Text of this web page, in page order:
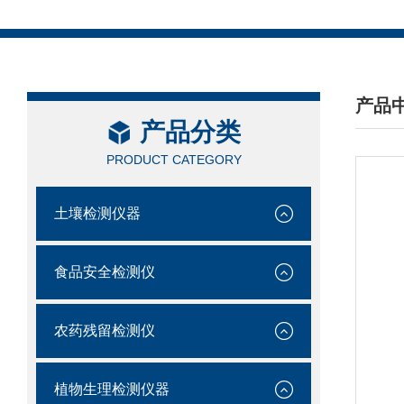
产品分类
PRODUCT CATEGORY
土壤检测仪器
食品安全检测仪
农药残留检测仪
植物生理检测仪器
产品
/